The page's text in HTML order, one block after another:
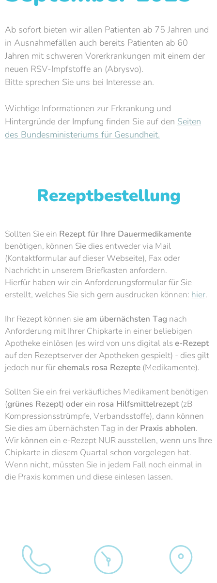
Ab sofort bieten wir allen Patienten ab 75 Jahren und
in Ausnahmefällen auch bereits Patienten ab 60
Jahren mit schweren Vorerkrankungen mit einem der
neuen RSV-Impfstoffe an (Abrysvo).
Bitte sprechen Sie uns bei Interesse an.
Wichtige Informationen zur Erkrankung und
Hintergründe der Impfung finden Sie auf den Seiten
des Bundesministeriums für Gesundheit.
Rezeptbestellung
Sollten Sie ein Rezept für Ihre Dauermedikamente
benötigen, können Sie dies entweder via Mail
(Kontaktformular auf dieser Webseite), Fax oder
Nachricht in unserem Briefkasten anfordern.
Hierfür haben wir ein Anforderungsformular für Sie
erstellt, welches Sie sich gern ausdrucken können: hier.
Ihr Rezept können sie am übernächsten Tag nach
Anforderung mit Ihrer Chipkarte in einer beliebigen
Apotheke einlösen (es wird von uns digital alse-Rezept
auf den Rezeptserver der Apotheken gespielt) - dies gilt
jedoch nur fürehemals rosa Rezepte (Medikamente).
Sollten Sie ein frei verkäufliches Medikament benötigen
(grünes Rezept) oder ein rosa Hilfsmittelrezept(zB
Kompressionsstrümpfe, Verbandsstoffe), dann können
Sie dies am übernächsten Tag in der Praxis abholen.
Wir können ein e-Rezept NUR ausstellen, wenn uns Ihre
Chipkarte in diesem Quartal schon vorgelegen hat.
Wenn nicht, müssten Sie in jedem Fall noch einmal in
die Praxis kommen und diese einlesen lassen.